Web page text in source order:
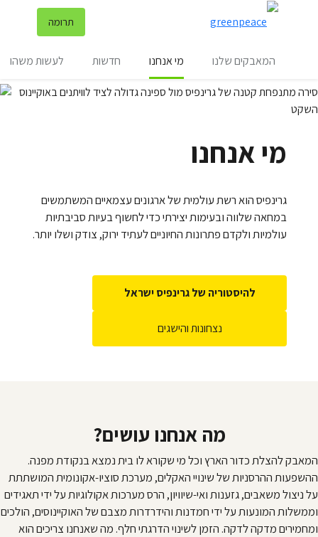
תרומה
המאבקים שלנו מי אנחנו חדשות לעשות משהו
מי אנחנו
גרינפיס הוא רשת עולמית של ארגונים עצמאיים המשתמשים
במחאה שלווה ובעימות יצירתי כדי לחשוף בעיות סביבתיות
עולמיות ולקדם פתרונות החיוניים לעתיד ירוק, צודק ושלו יותר.
להיסטוריה של גרינפיס ישראל
נצחונות והישגים
מה אנחנו עושים?
המאבק להצלת כדור הארץ וכל מי שקורא לו בית נמצא בנקודת מפנה.
ההשפעות ההרסניות של שינויי האקלים, מערכת סוציו-אקונומית המושתתת
על ניצול משאבים, גזענות ואי-שיוויון, הרס מערכות אקולוגיות על ידי תאגידים
וממשלות המונעות על ידי חמדנות והידרדרות מצבם של האוקיינוסים, הולכים
ומחמירים מדקה לדקה. הזמן לשינוי הדרגתי חלף. מה שאנחנו צריכים הוא